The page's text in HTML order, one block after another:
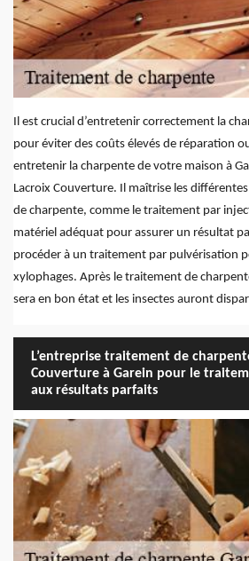
Il est crucial d’entretenir correctement la
pour éviter des coûts élevés de réparation
entretenir la charpente de votre maison à
Lacroix Couverture. Il maîtrise les
de charpente, comme le traitement par
matériel adéquat pour assurer un résultat
procéder à un traitement par pulvérisation
xylophages. Après le traitement de
sera en bon état et les insectes auront
L’entreprise traitement de
Couverture à Garein pour le
aux résultats parfaits